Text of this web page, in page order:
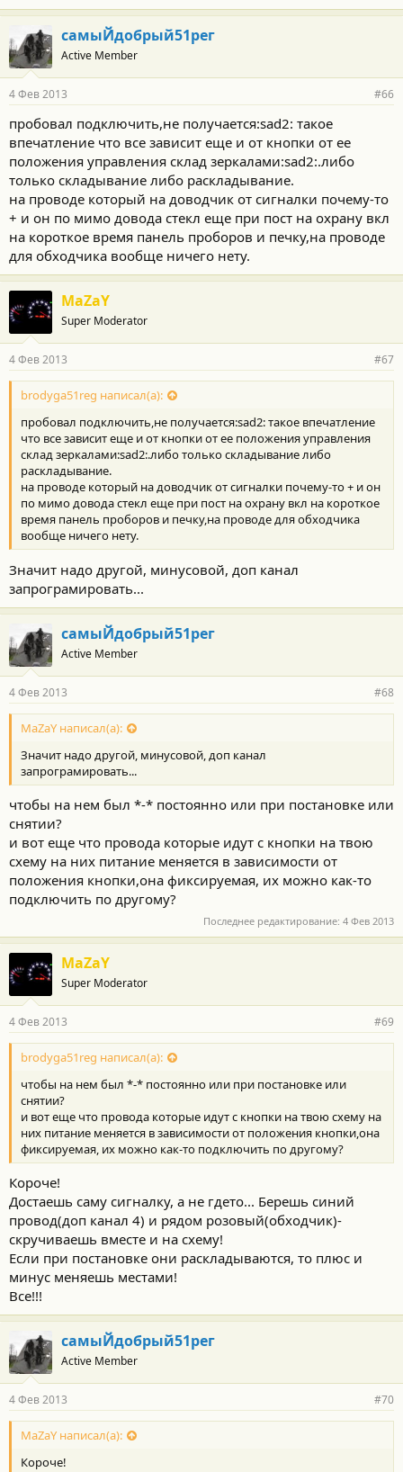
самыЙдобрый51рег
Active Member
4 Фев 2013 #66
пробовал подключить,не получается:sad2: такое
впечатление что все зависит еще и от кнопки от ее
положения управления склад зеркалами:sad2:.либо
только складывание либо раскладывание.
на проводе который на доводчик от сигналки почему-то
+ и он по мимо довода стекл еще при пост на охрану вкл
на короткое время панель проборов и печку,на проводе
для обходчика вообще ничего нету.
MaZaY
Super Moderator
4 Фев 2013 #67
brodyga51reg написал(а):
пробовал подключить,не получается:sad2: такое впечатление
что все зависит еще и от кнопки от ее положения управления
склад зеркалами:sad2:.либо только складывание либо
раскладывание.
на проводе который на доводчик от сигналки почему-то + и он
по мимо довода стекл еще при пост на охрану вкл на короткое
время панель проборов и печку,на проводе для обходчика
вообще ничего нету.
Значит надо другой, минусовой, доп канал
запрограмировать...
самыЙдобрый51рег
Active Member
4 Фев 2013 #68
MaZaY написал(а):
Значит надо другой, минусовой, доп канал
запрограмировать...
чтобы на нем был *-* постоянно или при постановке или
снятии?
и вот еще что провода которые идут с кнопки на твою
схему на них питание меняется в зависимости от
положения кнопки,она фиксируемая, их можно как-то
подключить по другому?
Последнее редактирование: 4 Фев 2013
MaZaY
Super Moderator
4 Фев 2013 #69
brodyga51reg написал(а):
чтобы на нем был *-* постоянно или при постановке или
снятии?
и вот еще что провода которые идут с кнопки на твою схему на
них питание меняется в зависимости от положения кнопки,она
фиксируемая, их можно как-то подключить по другому?
Короче!
Достаешь саму сигналку, а не гдето... Берешь синий
провод(доп канал 4) и рядом розовый(обходчик)-
скручиваешь вместе и на схему!
Если при постановке они раскладываются, то плюс и
минус меняешь местами!
Все!!!
самыЙдобрый51рег
Active Member
4 Фев 2013 #70
MaZaY написал(а):
Короче!